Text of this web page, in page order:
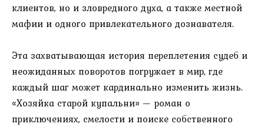
клиентов, но и зловредного духа, а также местной
мафии и одного привлекательного дознавателя.
Эта захватывающая история переплетения судеб и
неожиданных поворотов погружает в мир, где
каждый шаг может кардинально изменить жизнь.
«Хозяйка старой купальни» — роман о
приключениях, смелости и поиске собственного